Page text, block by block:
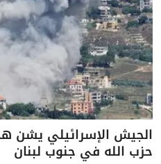
الجيش الإسرائيلي يشن
حزب الله في جنوب لبنان